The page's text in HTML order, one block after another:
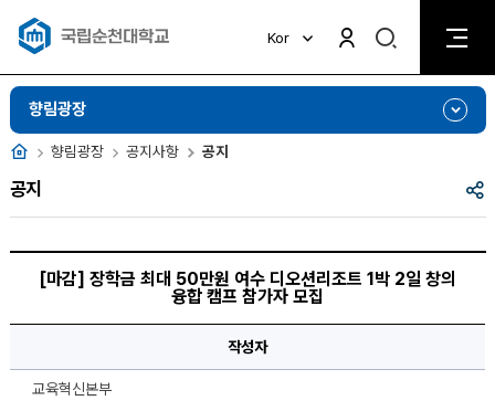
Kor
활
검
비
활
성
화
향림광장
홈 향림광장 공지사항 공지
공지
공
금
50
[마감] 장학금 최대 50만원 여수 디오션리조트 1박 2일 창의
융합 캠프 참가자 모집
작성자
교육혁신본부